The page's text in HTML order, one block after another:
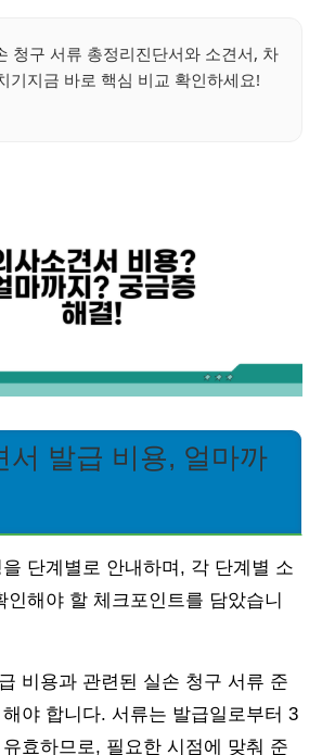
청구 서류 총정리진단서와 소견서, 차
기지금 바로 핵심 비교 확인하세요!
서 발급 비용, 얼마까
단계별로 안내하며, 각 단계별 소
인해야 할 체크포인트를 담았습니
비용과 관련된 실손 청구 서류 준
야 합니다. 서류는 발급일로부터 3
효하므로, 필요한 시점에 맞춰 준